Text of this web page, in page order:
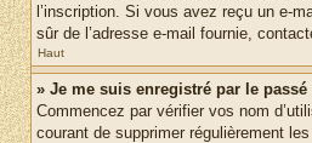
l’inscription. Si vous avez reçu un e-
sûr de l’adresse e-mail fournie,
Haut
» Je me suis enregistré par le
Commencez par vérifier vos nom
courant de supprimer régulièrement